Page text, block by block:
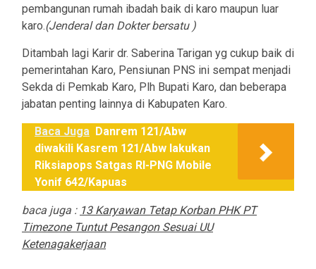
pembangunan rumah ibadah baik di karo maupun luar
karo.(Jenderal dan Dokter bersatu )
Ditambah lagi Karir dr. Saberina Tarigan yg cukup baik di
pemerintahan Karo, Pensiunan PNS ini sempat menjadi
Sekda di Pemkab Karo, Plh Bupati Karo, dan beberapa
jabatan penting lainnya di Kabupaten Karo.
Baca Juga Danrem 121/Abw
diwakili Kasrem 121/Abw lakukan
Riksiapops Satgas RI-PNG Mobile
Yonif 642/Kapuas
baca juga : 13 Karyawan Tetap Korban PHK PT
Timezone Tuntut Pesangon Sesuai UU
Ketenagakerjaan